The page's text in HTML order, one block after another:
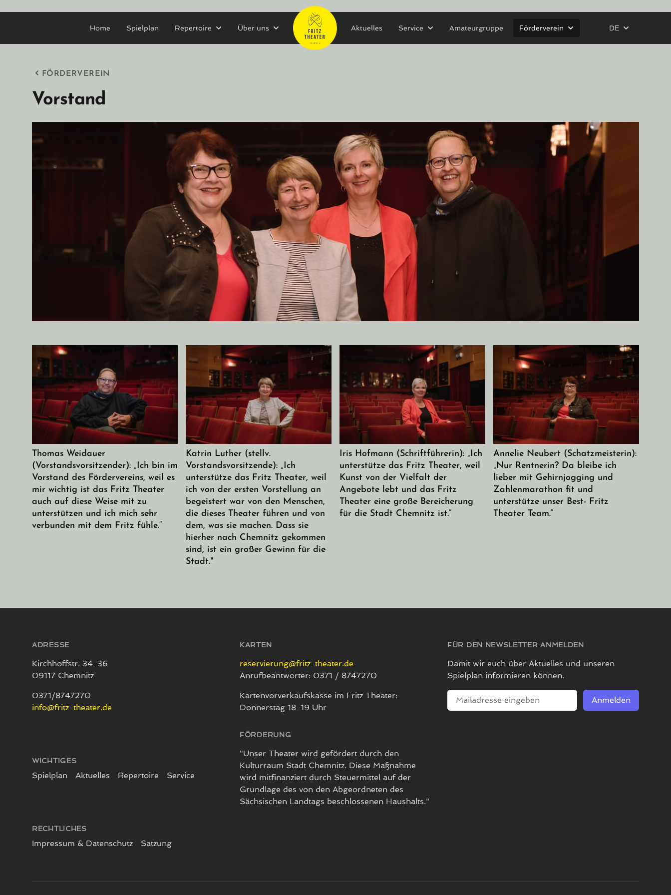
Home Spielplan Repertoire Über uns Aktuelles Service Amateurgruppe Förderverein DE
FÖRDERVEREIN
Vorstand
Thomas Weidauer
(Vorstandsvorsitzender): „Ich bin im
Vorstand des Fördervereins, weil es
mir wichtig ist das Fritz Theater
auch auf diese Weise mit zu
unterstützen und ich mich sehr
verbunden mit dem Fritz fühle.“
Katrin Luther (stellv.
Vorstandsvorsitzende): „Ich
unterstütze das Fritz Theater, weil
ich von der ersten Vorstellung an
begeistert war von den Menschen,
die dieses Theater führen und von
dem, was sie machen. Dass sie
hierher nach Chemnitz gekommen
sind, ist ein großer Gewinn für die
Stadt."
Iris Hofmann (Schriftführerin): „Ich
unterstütze das Fritz Theater, weil
Kunst von der Vielfalt der
Angebote lebt und das Fritz
Theater eine große Bereicherung
für die Stadt Chemnitz ist.“
Annelie Neubert (Schatzmeisterin):
„Nur Rentnerin? Da bleibe ich
lieber mit Gehirnjogging und
Zahlenmarathon fit und
unterstütze unser Best- Fritz
Theater Team.“
ADRESSE
Kirchhoffstr. 34-36
09117 Chemnitz
0371/8747270
info@fritz-theater.de
WICHTIGES
Spielplan Aktuelles Repertoire Service
KARTEN
reservierung@fritz-theater.de
Anrufbeantworter: 0371 / 8747270
Kartenvorverkaufskasse im Fritz Theater:
Donnerstag 18-19 Uhr
FÖRDERUNG
"Unser Theater wird gefördert durch den
Kulturraum Stadt Chemnitz. Diese Maßnahme
wird mitfinanziert durch Steuermittel auf der
Grundlage des von den Abgeordneten des
Sächsischen Landtags beschlossenen Haushalts."
RECHTLICHES
Impressum & Datenschutz Satzung
FÜR DEN NEWSLETTER ANMELDEN
Damit wir euch über Aktuelles und unseren
Spielplan informieren können.
E-Mailadresse
Anmelden